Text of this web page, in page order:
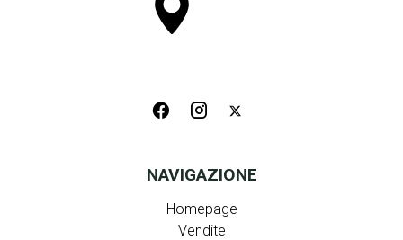
NAVIGAZIONE
Homepage
Vendite